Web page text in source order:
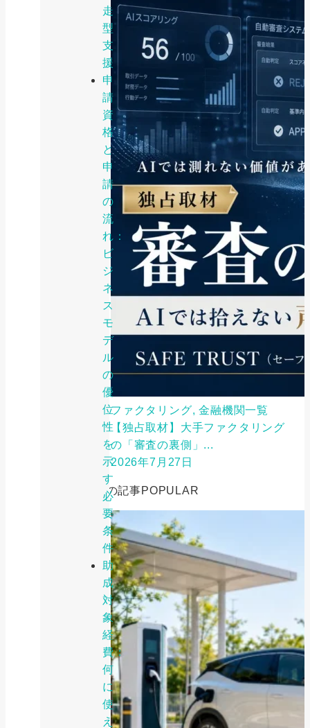
走
型
支
援
申
請
資
格
と
申
請
の
流
れ：
ビ
ジ
ネ
ス
モ
デ
ル
の
優
位
性
を
示
す
必
要
条
件
助
成
対
象
経
費：
何
に
使
え
ファクタリング, 金融機関一覧
【独占取材】大手ファクタリング
の「審査の裏側」...
2026年7月27日
人気の記事POPULAR